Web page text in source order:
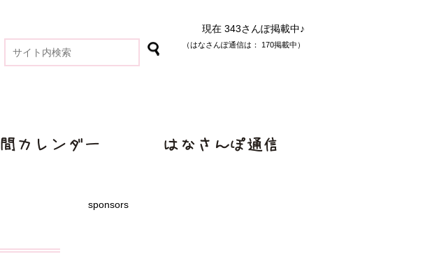
現在 343さんぽ掲載中♪
（はなさんぽ通信は： 170掲載中）
sponsors